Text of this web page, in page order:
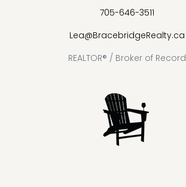
705-646-3511
Lea@BracebridgeRealty.ca
REALTOR® / Broker of Record